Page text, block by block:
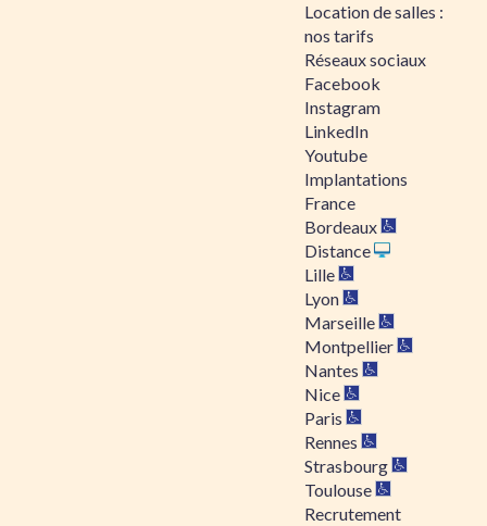
Location de salles :
nos tarifs
Réseaux sociaux
Facebook
Instagram
LinkedIn
Youtube
Implantations
France
Bordeaux
Distance
Lille
Lyon
Marseille
Montpellier
Nantes
Nice
Paris
Rennes
Strasbourg
Toulouse
Recrutement